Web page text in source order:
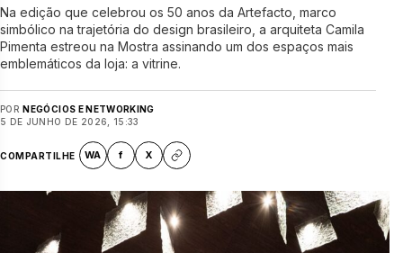
Na edição que celebrou os 50 anos da Artefacto, marco
simbólico na trajetória do design brasileiro, a arquiteta Camila
Pimenta estreou na Mostra assinando um dos espaços mais
emblemáticos da loja: a vitrine.
POR NEGÓCIOS E NETWORKING
5 DE JUNHO DE 2026, 15:33
COMPARTILHE WA f X